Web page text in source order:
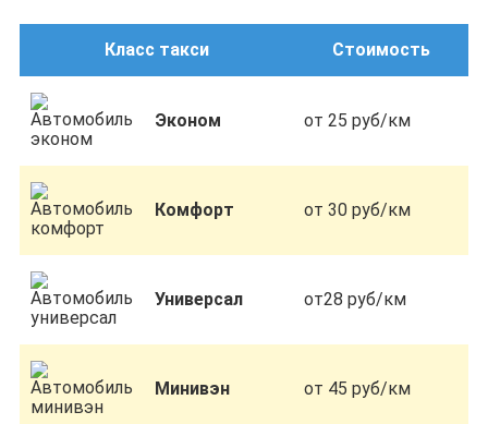
Класс такси Стоимость
Эконом от 25 руб/км
Комфорт от 30 руб/км
Универсал от28 руб/км
Минивэн от 45 руб/км